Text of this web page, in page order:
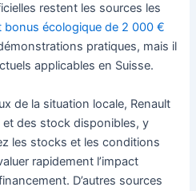
restent les sources les
bonus écologique de 2 000 €
pratiques, mais il
applicables en Suisse.
de la situation locale, Renault
des stock disponibles, y
les stocks et les conditions
rapidement l’impact
D’autres sources